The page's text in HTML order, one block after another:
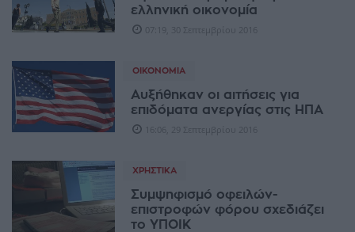
ελληνική οικονομία
07:19, 30 Σεπτεμβρίου 2016
ΟΙΚΟΝΟΜΊΑ
Αυξήθηκαν οι αιτήσεις για
επιδόματα ανεργίας στις ΗΠΑ
16:06, 29 Σεπτεμβρίου 2016
ΧΡΗΣΤΙΚΆ
Συμψηφισμό οφειλών-
επιστροφών φόρου σχεδιάζει
το ΥΠΟΙΚ